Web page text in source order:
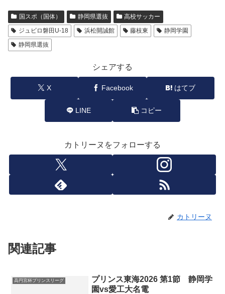
国スポ（国体） 静岡県選抜
高校サッカー
ジュビロ磐田U-18
浜松開誠館 藤枝東
静岡学園
静岡県選抜
シェアする
X Facebook はてブ
LINE コピー
カトリーヌをフォローする
カトリーヌ
関連記事
高円宮杯プリンスリーグ
プリンス東海2026 第1節 静岡学
園vs愛工大名電